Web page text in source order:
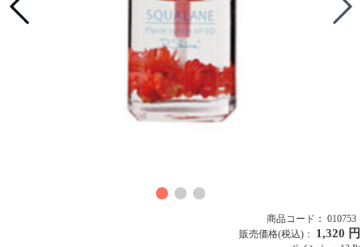
商品コード： 010753
販売価格(税込)： 1,320 円